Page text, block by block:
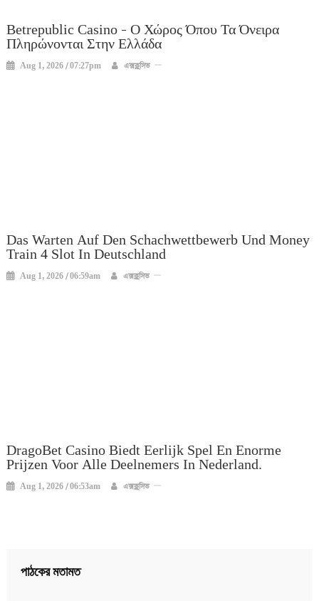
Betrepublic Casino – Ο Χώρος Όπου Τα Όνειρα
Πληρώνονται Στην Ελλάδα
Aug 1, 2026 / 07:27pm এক্সক্লুসিভ
Das Warten Auf Den Schachwettbewerb Und Money
Train 4 Slot In Deutschland
Aug 1, 2026 / 06:59am এক্সক্লুসিভ
DragoBet Casino Biedt Eerlijk Spel En Enorme
Prijzen Voor Alle Deelnemers In Nederland.
Aug 1, 2026 / 06:53am এক্সক্লুসিভ
পাঠকের মতামত